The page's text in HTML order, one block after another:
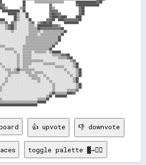
██      ▒▒▒▒▒▒▒▒▒▒▒▒▒▒▒▒▒▒▒▒        ██████████████▓▓██
██                ▓▓                ▓▓██████████████
██▓▓▒▒        ▒▒▓▓                ▓▓▒▒                ▓▓██
████████████░░██                ▓▓▓▓▓▓              ▓▓██
██████▒▒░░░░██              ▓▓██▓▓▓▓            ▓▓██
██▒▒░░░░██              ▓▓████▓▓████      ████
██▒▒░░░░░░██          ▓▓▓▓██  ████▓▓▓▓▓▓▓▓▓▓██
▓▓▒▒░░░░░░░░▒▒▓▓  ▒▒▓▓██▓▓██        ██████████
██▒▒░░░░░░░░▒▒▓▓██▒▒░░░░░░░░▒▒▒▒░░██████████▓▓▓▓▒▒
██▒▒░░░░░░░░▒▒▓▓██▒▒░░░░░░░░▒▒▒▒▒▒██▓▓▓▓▓▓▓▓▓▓▓▓▓▓██
██▒▒░░░░░░░░░░░░▒▒░░░░░░░░░░▒▒▒▒▒▒▒▒░░▒▒▒▒▒▒▒▒▒▒▒▒▒▒██
██▒▒░░░░░░░░░░░░░░░░░░░░░░░░▒▒▒▒▒▒░░▒▒▒▒▒▒▒▒▒▒▒▒▒▒██
██▒▒░░░░░░░░░░░░░░░░░░░░░░▒▒▒▒▒▒▒▒▒▒▒▒▒▒▒▒▒▒▒▒▒▒██
░░██▒▒░░░░░░░░░░░░░░░░░░░░▒▒▒▒▒▒▒▒▒▒▒▒▒▒▒▒▒▒▒▒▒▒██
██▒▒░░░░░░░░░░░░░░░░░░▒▒▒▒▒▒▒▒▒▒▒▒▒▒▒▒▒▒▒▒▓▓
██████████▒▒▒▒░░░░░░░░░░░░▒▒▒▒▒▒▒▒▒▒▒▒▒▒▒▒▒▒▒▒██
████████
👍 upvote 👎 downvote
toggle palette ▓→✊🏽